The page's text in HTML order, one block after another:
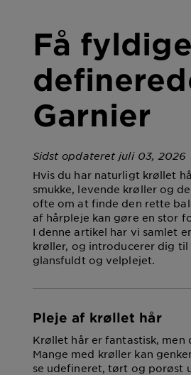
Få
Garnier
Sidst opdateret juli 03, 2026
Hvis du har naturligt krøllet
smukke, levende krøller og
ofte om at finde den rette
af hårpleje kan gøre en stor
I denne artikel har vi samlet
krøller, og introducerer dig
glansfuldt og velplejet.
Pleje af krøllet hår
Krøllet hår er fantastisk,
Mange med krøller kan
se udefineret, tørt og porøst